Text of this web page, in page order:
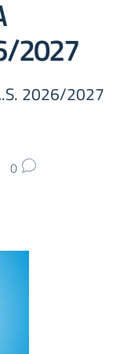
2027
2026/2027
0